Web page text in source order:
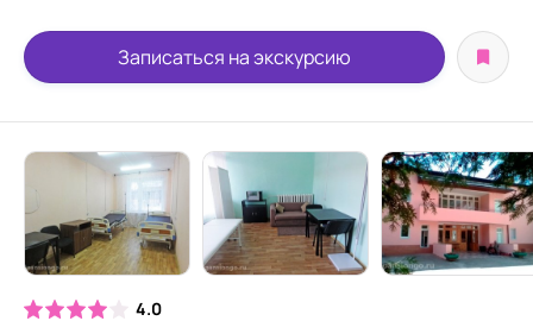
Записаться на экскурсию
4.0